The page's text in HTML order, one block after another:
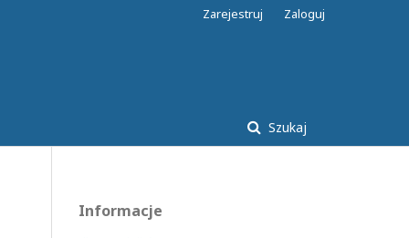
Szukaj
Zarejestruj Zaloguj
Informacje